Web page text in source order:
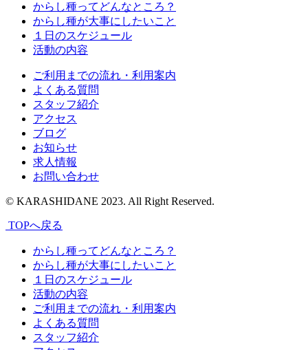
からし種ってどんなところ？
からし種が大事にしたいこと
１日のスケジュール
活動の内容
ご利用までの流れ・利用案内
よくある質問
スタッフ紹介
アクセス
ブログ
お知らせ
求人情報
お問い合わせ
© KARASHIDANE 2023. All Right Reserved.
TOPへ戻る
からし種ってどんなところ？
からし種が大事にしたいこと
１日のスケジュール
活動の内容
ご利用までの流れ・利用案内
よくある質問
スタッフ紹介